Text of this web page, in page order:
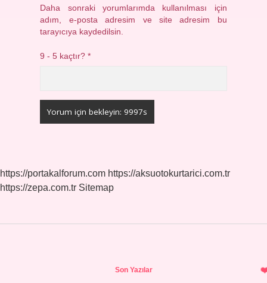
Daha sonraki yorumlarımda kullanılması için
adım, e-posta adresim ve site adresim bu
tarayıcıya kaydedilsin.
9 - 5 kaçtır?*
https://portakalforum.com https://aksuotokurtarici.com.tr
https://zepa.com.tr Sitemap
Son Yazılar